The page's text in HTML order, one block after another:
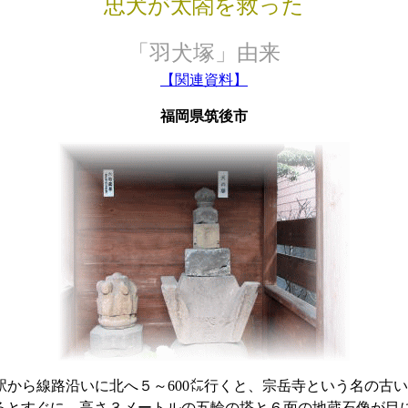
忠犬が太閤を救った
「羽犬塚」由来
【関連資料】
福岡県筑後市
ら線路沿いに北へ５～600㍍行くと、宗岳寺という名の古